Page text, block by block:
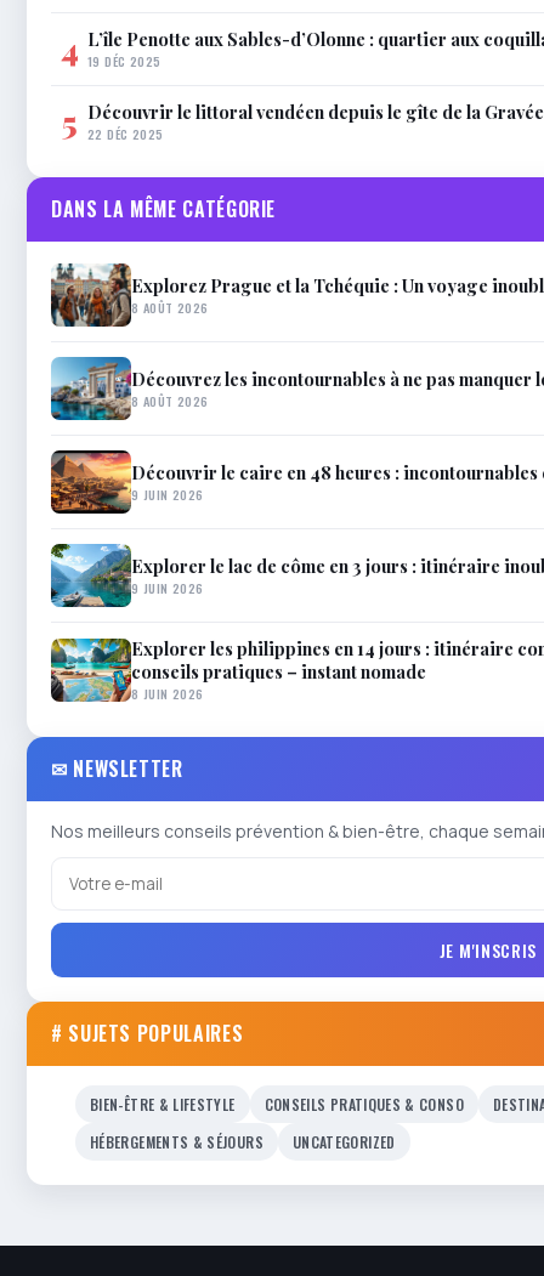
4 L’île Penotte aux Sables-d’Olonne : quartier aux
19 DÉC 2025
5 Découvrir le littoral vendéen depuis le gîte de la Gravée
22 DÉC 2025
DANS LA MÊME CATÉGORIE
Explorez Prague et la Tchéquie : Un voyage
8 AOÛT 2026
Découvrez les incontournables à ne pas manquer
8 AOÛT 2026
Découvrir le caire en 48 heures : incontournables
9 JUIN 2026
Explorer le lac de côme en 3 jours : itinéraire
9 JUIN 2026
Explorer les philippines en 14 jours : itinéraire
conseils pratiques – instant nomade
8 JUIN 2026
✉ NEWSLETTER
Nos meilleurs conseils prévention & bien-être, chaque
JE M'INSCRIS
# SUJETS POPULAIRES
BIEN-ÊTRE & LIFESTYLE CONSEILS PRATIQUES & CONSO
HÉBERGEMENTS & SÉJOURS
UNCATEGORIZED